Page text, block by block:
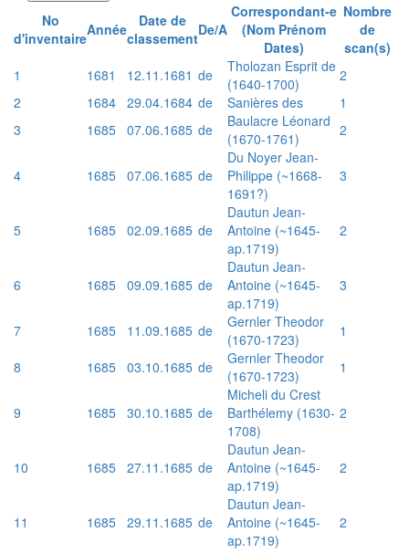
No
d'inventaireAnnée
Date de
classementDe/A
Correspondant-e
(Nom Prénom
Dates)
Nombre
de
scan(s)
1
1681 12.11.1681 de
Tholozan Esprit de
(1640-1700)
2
2
1684 29.04.1684 de Sanières des
1
3
1685 07.06.1685 de
Baulacre Léonard
(1670-1761)
2
4 1685 07.06.1685 de
Du Noyer Jean-
Philippe (~1668-
1691?)
3
5 1685 02.09.1685 de
Dautun Jean-
Antoine (~1645-
ap.1719)
2
6 1685 09.09.1685 de
Dautun Jean-
Antoine (~1645-
ap.1719)
3
7 1685 11.09.1685 de
Gernler Theodor
(1670-1723)
1
8
1685 03.10.1685 de
Gernler Theodor
(1670-1723)
1
9 1685 30.10.1685 de
Micheli du Crest
Barthélemy (1630-
1708)
2
10 1685 27.11.1685 de
Dautun Jean-
Antoine (~1645-
ap.1719)
2
11 1685 29.11.1685 de
Dautun Jean-
Antoine (~1645-
ap.1719)
2